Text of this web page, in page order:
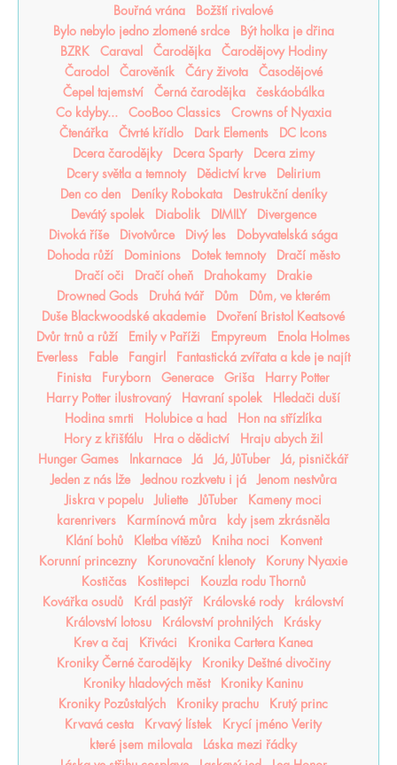
Bouřná vrána
Božští rivalové
Bylo nebylo jedno zlomené srdce
Být holka je dřina
BZRK
Caraval Čarodějka
Čarodějovy Hodiny
Čarodol
Čarověník Čáry života
Časodějové
Čepel tajemství
Černá čarodějka
českáobálka
Co kdyby...
CooBoo Classics
Crowns of Nyaxia
Čtenářka
Čtvrté křídlo Dark Elements
DC Icons
Dcera čarodějky
Dcera Sparty
Dcera zimy
Dcery světla a temnoty
Dědictví krve
Delirium
Den co den
Deníky Robokata
Destrukční deníky
Devátý spolek
Diabolik DIMILY
Divergence
Divoká říše
Divotvůrce Divý les
Dobyvatelská sága
Dohoda růží
Dominions Dotek temnoty
Dračí město
Dračí oči
Dračí oheň Drahokamy
Drakie
Drowned Gods
Druhá tvář Dům
Dům, ve kterém
Duše Blackwoodské akademie
Dvoření Bristol Keatsové
Dvůr trnů a růží
Emily v Paříži Empyreum
Enola Holmes
Everless
Fable Fangirl
Fantastická zvířata a kde je najít
Finista
Furyborn Generace Griša
Harry Potter
Harry Potter ilustrovaný
Havraní spolek
Hledači duší
Hodina smrti
Holubice a had
Hon na střízlíka
Hory z křišťálu
Hra o dědictví
Hraju abych žil
Hunger Games
Inkarnace Já Já, JůTuber
Já, pisničkář
Jeden z nás lže
Jednou rozkvetu i já
Jenom nestvůra
Jiskra v popelu
Juliette JůTuber
Kameny moci
karenrivers
Karmínová můra
kdy jsem zkrásněla
Klání bohů
Kletba vítězů Kniha noci
Konvent
Korunní princezny
Korunovační klenoty
Koruny Nyaxie
Kostičas
Kostitepci
Kouzla rodu Thornů
Kovářka osudů
Král pastýř Královské rody
království
Království lotosu
Království prohnilých
Krásky
Krev a čaj
Křiváci
Kronika Cartera Kanea
Kroniky Černé čarodějky
Kroniky Deštné divočiny
Kroniky hladových měst
Kroniky Kaninu
Kroniky Pozůstalých
Kroniky prachu
Krutý princ
Krvavá cesta
Krvavý lístek
Krycí jméno Verity
které jsem milovala
Láska mezi řádky